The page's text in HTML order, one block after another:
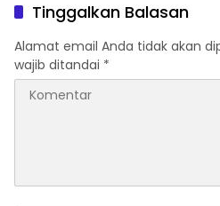
Tinggalkan Balasan
Alamat email Anda tidak akan
wajib ditandai *